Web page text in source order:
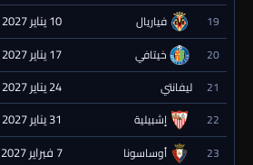
19 فياريال 10 يناير 2027 - 19:00
20 خيتافي 17 يناير 2027 - 19:00
21 ليفانتي 24 يناير 2027 - 19:00
22 إشبيلية 31 يناير 2027 - 19:00
23 أوساسونا 7 فبراير 2027 - 19:00